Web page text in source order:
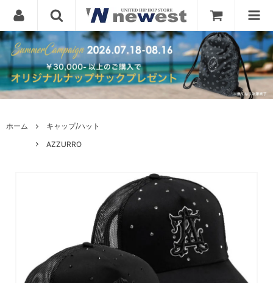
ホーム
キャップ/ハット
AZZURRO